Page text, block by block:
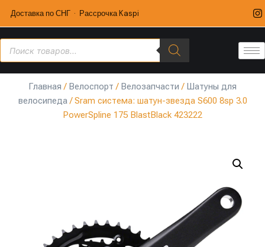
Доставка по СНГ · Рассрочка Kaspi
Главная / Велоспорт / Велозапчасти / Шатуны для
велосипеда/ Sram система: шатун-звезда S600 8sp 3.0
PowerSpline 175 BlastBlack 423222